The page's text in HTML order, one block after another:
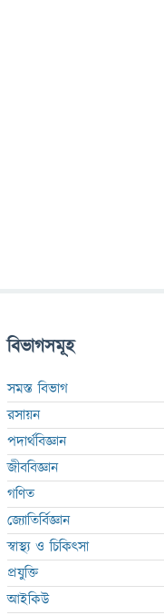
বিভাগসমূহ
সমস্ত বিভাগ
রসায়ন
পদার্থবিজ্ঞান
জীববিজ্ঞান
গণিত
জ্যোতির্বিজ্ঞান
স্বাস্থ্য ও চিকিৎসা
প্রযুক্তি
আইকিউ